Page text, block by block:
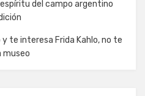
del campo argentino
y te interesa Frida Kahlo, no te
museo